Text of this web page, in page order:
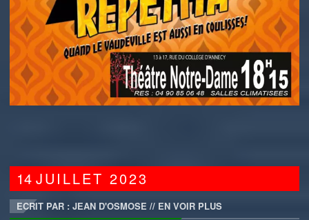
14JUILLET2023
ECRIT PAR : JEAN D'OSMOSE // EN VOIR PLUS